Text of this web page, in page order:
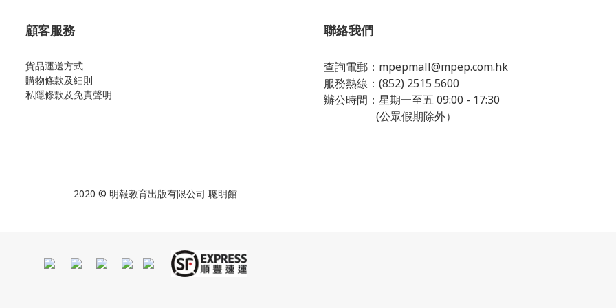
顧客服務
貨品運送方式
購物條款及細則
私隱條款及免責聲明
聯絡我們
查詢電郵： mpepmall@mpep.com.hk
服務熱線：(852) 2515 5600
辦公時間：星期一至五 09:00 - 17:30
(公眾假期除外）
2020 © 明報教育出版有限公司 聰明館